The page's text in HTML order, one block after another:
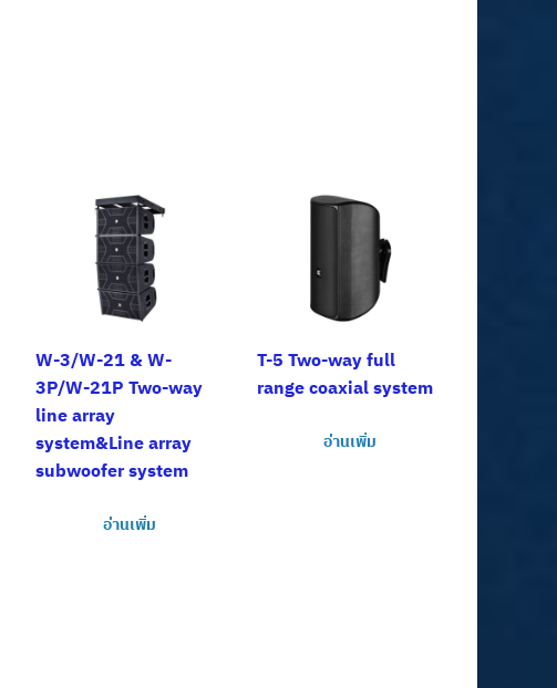
W-3/W-21 & W-
3P/W-21P Two-way
line array
system&Line array
subwoofer system
อ่านเพิ่ม
T-5 Two-way full
range coaxial system
อ่านเพิ่ม